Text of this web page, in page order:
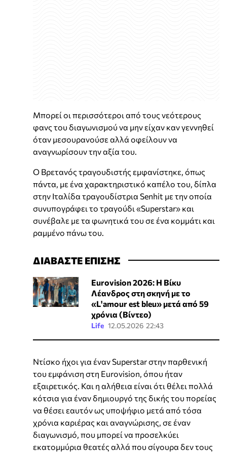
Μπορεί οι περισσότεροι από τους νεότερους
φανς του διαγωνισμού να μην είχαν καν γεννηθεί
όταν μεσουρανούσε αλλά οφείλουν να
αναγνωρίσουν την αξία του.
Ο Βρετανός τραγουδιστής εμφανίστηκε, όπως
πάντα, με ένα χαρακτηριστικό καπέλο του, δίπλα
στην Ιταλίδα τραγουδίστρια Senhit με την οποία
συνυπογράφει το τραγούδι «Superstar» και
συνέβαλε με τα φωνητικά του σε ένα κομμάτι και
ραμμένο πάνω του.
ΔΙΑΒΑΣΤΕ ΕΠΙΣΗΣ
Eurovision 2026: Η Βίκυ
Λέανδρος στη σκηνή με το
«L'amour est bleu» μετά από 59
χρόνια (Βίντεο)
Life 12.05.2026 22:43
Ντίσκο ήχοι για έναν Superstar στην παρθενική
του εμφάνιση στη Eurovision, όπου ήταν
εξαιρετικός. Και η αλήθεια είναι ότι θέλει πολλά
κότσια για έναν δημιουργό της δικής του πορείας
να θέσει εαυτόν ως υποψήφιο μετά από τόσα
χρόνια καριέρας και αναγνώρισης, σε έναν
διαγωνισμό, που μπορεί να προσελκύει
εκατομμύρια θεατές αλλά που σίγουρα δεν τους